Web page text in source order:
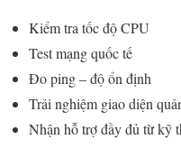
Kiểm tra tốc độ CPU
Test mạng quốc tế
Đo ping – độ ổn định
Trải nghiệm giao diện
Nhận hỗ trợ đầy đủ từ kỹ